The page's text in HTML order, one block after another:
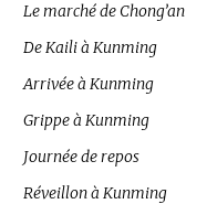
Le marché de Chong’an
De Kaili à Kunming
Arrivée à Kunming
Grippe à Kunming
Journée de repos
Réveillon à Kunming